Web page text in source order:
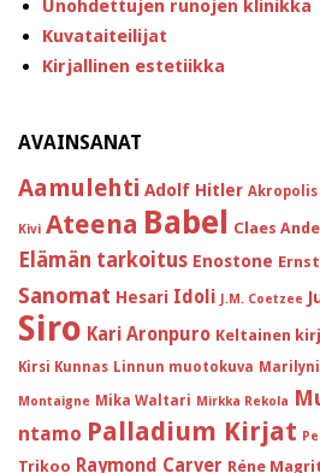
Unohdettujen runojen klinikka
Kuvataiteilijat
Kirjallinen estetiikka
AVAINSANAT
Aamulehti Adolf Hitler Akropolis
Kivi Ateena Babel Claes
Elämän tarkoitus Enostone
Sanomat Hesari Idoli J.M. Coetzee
Siro Kari Aronpuro Keltainen
Kirsi Kunnas Linnun muotokuva
Montaigne Mika Waltari Mirkka Rekola
ntamo Palladium Kirjat
Trikoo Raymond Carver Réne